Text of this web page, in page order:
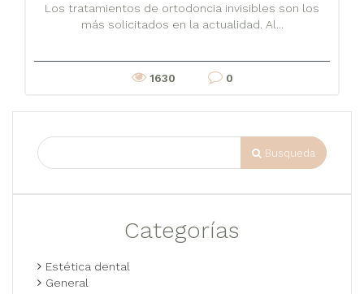
Los tratamientos de ortodoncia invisibles son los
más solicitados en la actualidad. Al...
1630 0
Busqueda
Categorías
Estética dental
General